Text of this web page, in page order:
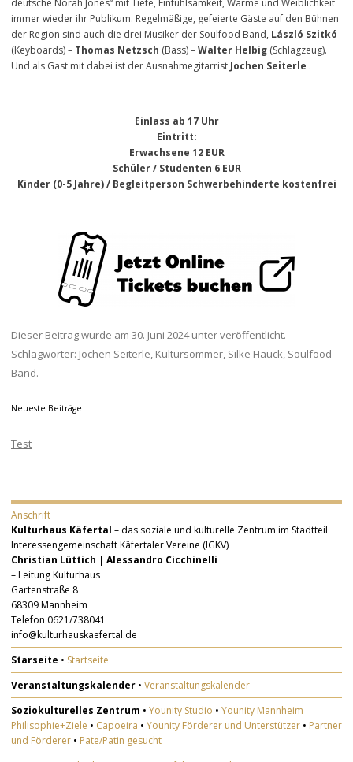
immer wieder ihr Publikum. Regelmäßige, gefeierte Gäste auf den Bühnen
der Region sind auch die drei Musiker der Soulfood Band, László Szitkó
(Keyboards) – Thomas Netzsch (Bass) –Walter Helbig (Schlagzeug).
Und als Gast mit dabei ist der Ausnahmegitarrist Jochen Seiterle .
Einlass ab 17 Uhr
Eintritt:
Erwachsene 12 EUR
Schüler / Studenten 6 EUR
Kinder (0-5 Jahre) / Begleitperson Schwerbehinderte kostenfrei
Dieser Beitrag wurde am 30. Juni 2024unter veröffentlicht.
Schlagwörter: Jochen Seiterle, Kultursommer, Silke Hauck, Soulfood
Band.
Neueste Beiträge
Test
Anschrift
Kulturhaus Käfertal – das soziale und kulturelle Zentrum im Stadtteil
Interessengemeinschaft Käfertaler Vereine (IGKV)
Christian Lüttich | Alessandro Cicchinelli
– Leitung Kulturhaus
Gartenstraße 8
68309 Mannheim
Telefon 0621/738041
info@kulturhauskaefertal.de
Starseite • Startseite
Veranstaltungskalender • Veranstaltungskalender
Soziokulturelles Zentrum • Younity Studio • Younity Mannheim
Philisophie+Ziele • Capoeira • Younity Förderer und Unterstützer • Partner
und Förderer • Pate/Patin gesucht